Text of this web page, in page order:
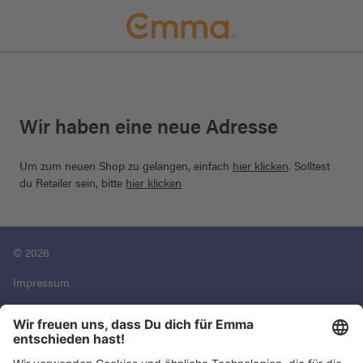
Wir haben eine neue Adresse
Um zum neuen Shop zu gelangen, einfach hier klicken. Solltest
du Retailer sein, bitte hier klicken
© 2026
Impressum
AGB